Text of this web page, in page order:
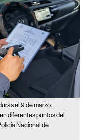
el 9 de marzo:
diferentes puntos del
Nacional de